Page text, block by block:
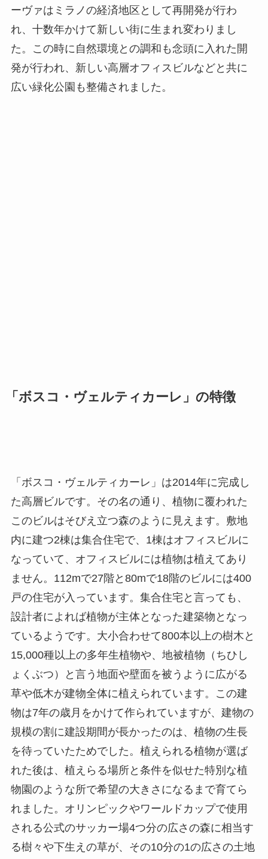
ーヴァはミラノの経済地区として再開発が行わ
れ、十数年かけて新しい街に生まれ変わりまし
た。この時に自然環境との調和も念頭に入れた開
発が行われ、新しい高層オフィスビルなどと共に
広い緑化公園も整備されました。
「ボスコ・ヴェルティカーレ」の特徴
「ボスコ・ヴェルティカーレ」は2014年に完成し
た高層ビルです。その名の通り、植物に覆われた
このビルはそびえ立つ森のように見えます。敷地
内に建つ2棟は集合住宅で、1棟はオフィスビルに
なっていて、オフィスビルには植物は植えてあり
ません。112mで27階と80mで18階のビルには400
戸の住宅が入っています。集合住宅と言っても、
設計者によれば植物が主体となった建築物となっ
ているようです。大小合わせて800本以上の樹木と
15,000種以上の多年生植物や、地被植物（ちひし
ょくぶつ）と言う地面や壁面を被うように広がる
草や低木が建物全体に植えられています。この建
物は7年の歳月をかけて作られていますが、建物の
規模の割に建設期間が長かったのは、植物の生長
を待っていたためでした。植えられる植物が選ば
れた後は、植えらる場所と条件を似せた特別な植
物園のような所で希望の大きさになるまで育てら
れました。オリンピックやワールドカップで使用
される公式のサッカー場4つ分の広さの森に相当す
る樹々や下生えの草が、その10分の1の広さの土地